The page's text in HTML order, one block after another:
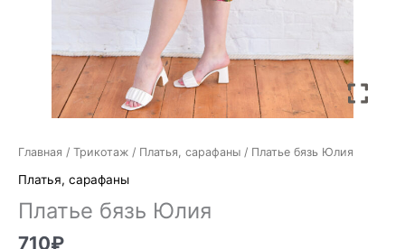
Главная / Трикотаж / Платья, сарафаны / Платье бязь Юлия
Платья, сарафаны
Платье бязь Юлия
710₽